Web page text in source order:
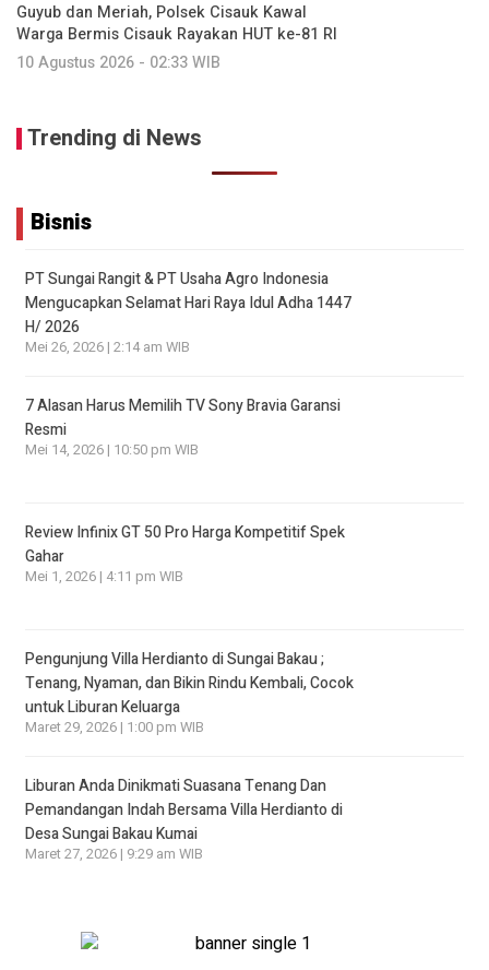
Guyub dan Meriah, Polsek Cisauk Kawal
Warga Bermis Cisauk Rayakan HUT ke-81 RI
10 Agustus 2026 - 02:33 WIB
Trending di News
Bisnis
PT Sungai Rangit & PT Usaha Agro Indonesia
Mengucapkan Selamat Hari Raya Idul Adha 1447
H/ 2026
Mei 26, 2026 | 2:14 am WIB
7 Alasan Harus Memilih TV Sony Bravia Garansi
Resmi
Mei 14, 2026 | 10:50 pm WIB
Review Infinix GT 50 Pro Harga Kompetitif Spek
Gahar
Mei 1, 2026 | 4:11 pm WIB
Pengunjung Villa Herdianto di Sungai Bakau ;
Tenang, Nyaman, dan Bikin Rindu Kembali, Cocok
untuk Liburan Keluarga
Maret 29, 2026 | 1:00 pm WIB
Liburan Anda Dinikmati Suasana Tenang Dan
Pemandangan Indah Bersama Villa Herdianto di
Desa Sungai Bakau Kumai
Maret 27, 2026 | 9:29 am WIB